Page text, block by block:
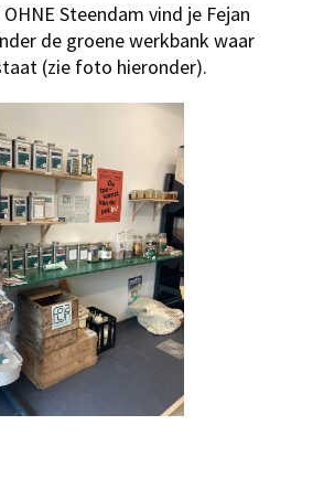
Steendam vind je Fejan
de groene werkbank waar
(zie foto hieronder).